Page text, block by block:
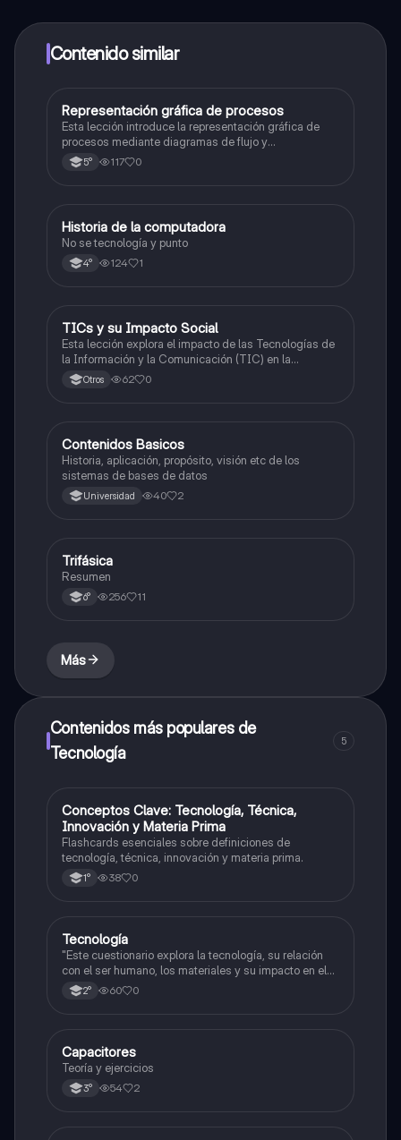
a determinadas funciones.
Contenido similar
Tecnología
Representación gráfica de procesos
Esta lección introduce la representación gráfica de
procesos mediante diagramas de flujo y
pseudocódigo para expresar la lógica de los
algoritmos de forma clara y visual.
5° 117 0
Tecnología
Historia de la computadora
No se tecnología y punto
4° 124 1
Tecnología
TICs y su Impacto Social
Esta lección explora el impacto de las Tecnologías de
la Información y la Comunicación (TIC) en la
sociedad, enfocándose en cómo transforman la
educación y promueven el desarrollo de habilidades
Otros 62 0
Tecnología
Contenidos Basicos
Historia, aplicación, propósito, visión etc de los
sistemas de bases de datos
Universidad 40 2
Tecnología
Trifásica
Resumen
6° 256 11
Más
Contenidos más populares de
Tecnología
5
CTecnología
Conceptos Clave: Tecnología, Técnica,
Innovación y Materia Prima
Flashcards esenciales sobre definiciones de
tecnología, técnica, innovación y materia prima.
1° 38 0
Tecnología
Tecnología
"Este cuestionario explora la tecnología, su relación
con el ser humano, los materiales y su impacto en el
mundo natural y artificial."
2° 60 0
Matemáticas
Capacitores
Teoría y ejercicios
3° 54 2